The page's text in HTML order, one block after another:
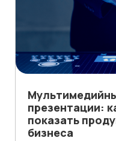
презентации:
показать
бизнеса